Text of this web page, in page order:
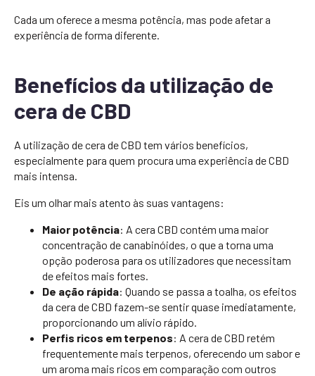
Cada um oferece a mesma potência, mas pode afetar a
experiência de forma diferente.
Benefícios da utilização de
cera de CBD
A utilização de cera de CBD tem vários benefícios,
especialmente para quem procura uma experiência de CBD
mais intensa.
Eis um olhar mais atento às suas vantagens:
Maior potência: A cera CBD contém uma maior
concentração de canabinóides, o que a torna uma
opção poderosa para os utilizadores que necessitam
de efeitos mais fortes.
De ação rápida: Quando se passa a toalha, os efeitos
da cera de CBD fazem-se sentir quase imediatamente,
proporcionando um alívio rápido.
Perfis ricos em terpenos: A cera de CBD retém
frequentemente mais terpenos, oferecendo um sabor e
um aroma mais ricos em comparação com outros